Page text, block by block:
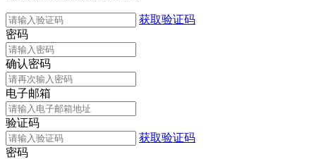
获取验证码
密码
确认密码
电子邮箱
验证码
获取验证码
密码